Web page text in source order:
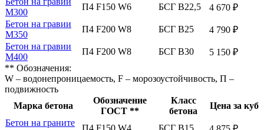
М300
П4 F150 W6 БСГ В22,5
4 670 ₽
Бетон на гравии
М350
П4 F200 W8 БСГ В25
4 790 ₽
Бетон на гравии
М400
П4 F200 W8 БСГ В30
5 150 ₽
** Обозначения:
W – водонепроницаемость, F – морозоустойчивость, П –
подвижность
Марка бетона
Обозначение
ГОСТ **
Класс
бетона
Цена за куб
Бетон на граните